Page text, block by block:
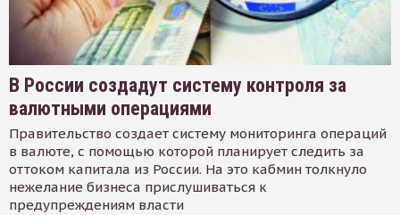
В России создадут систему контроля за
валютными операциями
Правительство создает систему мониторинга операций
в валюте, с помощью которой планирует следить за
оттоком капитала из России. На это кабмин толкнуло
нежелание бизнеса прислушиваться к
предупреждениям власти